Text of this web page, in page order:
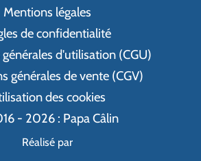
Mentions légales
de confidentialité
d'utilisation (CGU)
générales de vente (CGV)
des cookies
- 2026 : Papa Câlin
Réalisé par